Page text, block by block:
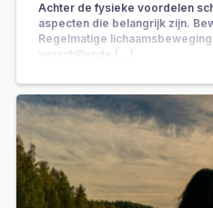
Achter de fysieke voordelen
aspecten die belangrijk zijn.
Regelmatige
verschillende […]